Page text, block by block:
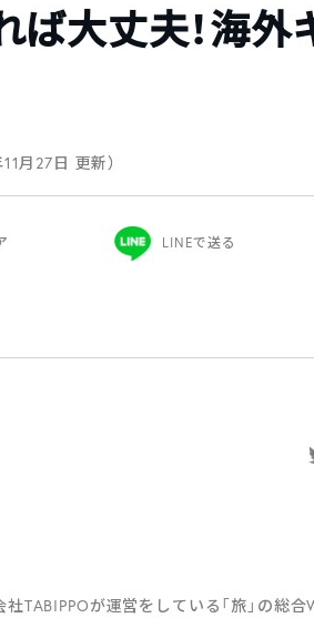
ば大丈夫！海外
月27日 更新）
LINEで送る
TABIPPOが運営をしている「旅」の総合